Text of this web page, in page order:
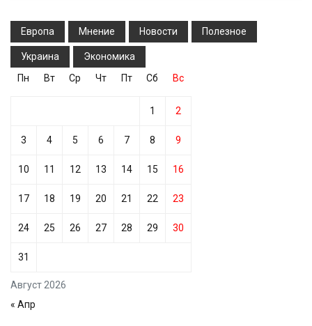
Европа Мнение Новости Полезное
Украина Экономика
Август 2026
Пн Вт Ср Чт Пт Сб Вс
1 2
3 4 5 6 7 8 9
10 11 12 13 14 15 16
17 18 19 20 21 22 23
24 25 26 27 28 29 30
31
« Апр